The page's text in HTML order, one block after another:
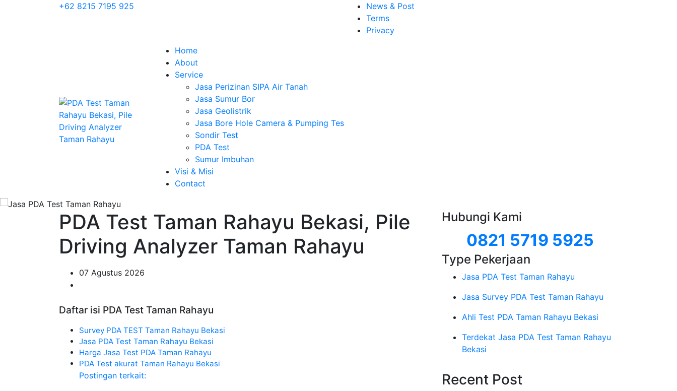
+62 8215 7195 925
News & Post
Terms
Privacy
Home
About
Service
Jasa Perizinan SIPA Air Tanah
Jasa Sumur Bor
Jasa Geolistrik
Jasa Bore Hole Camera & Pumping Tes
Sondir Test
PDA Test
Sumur Imbuhan
Visi & Misi
Contact
PDA Test Taman Rahayu Bekasi, Pile
Driving Analyzer Taman Rahayu
07 Agustus 2026
Daftar isi PDA Test Taman Rahayu
Survey PDA TEST Taman Rahayu Bekasi
Jasa PDA Test Taman Rahayu Bekasi
Harga Jasa Test PDA Taman Rahayu
PDA Test akurat Taman Rahayu Bekasi
Postingan terkait:
Hubungi Kami
0821 5719 5925
Type Pekerjaan
Jasa PDA Test Taman Rahayu
Jasa Survey PDA Test Taman Rahayu
Ahli Test PDA Taman Rahayu Bekasi
Terdekat Jasa PDA Test Taman Rahayu
Bekasi
Recent Post